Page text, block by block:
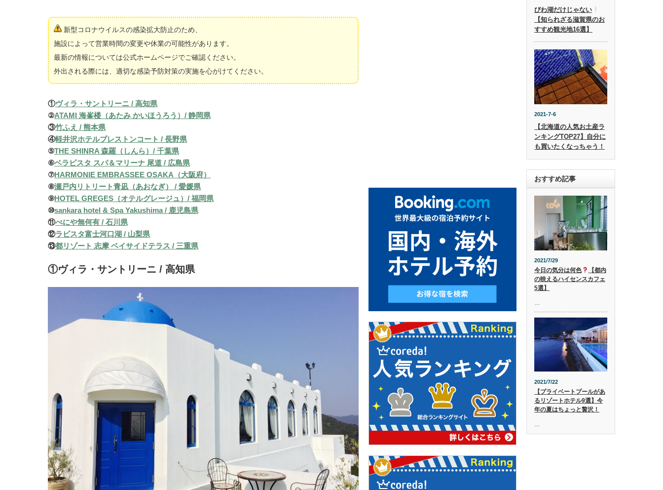
新型コロナウイルスの感染拡大防止のため、
施設によって営業時間の変更や休業の可能性があります。
最新の情報については公式ホームページでご確認ください。
外出される際には、適切な感染予防対策の実施を心がけてください。
①ヴィラ・サントリーニ / 高知県
②ATAMI 海峯楼（あたみ かいほうろう）/ 静岡県
③竹ふえ / 熊本県
④軽井沢ホテルブレストンコート / 長野県
⑤THE SHINRA 森羅（しんら）/ 千葉県
⑥ベラビスタ スパ＆マリーナ 尾道 / 広島県
⑦HARMONIE EMBRASSEE OSAKA（大阪府）
⑧瀬戸内リトリート青凪（あおなぎ） / 愛媛県
⑨HOTEL GREGES（オテルグレージュ）/ 福岡県
⑩sankara hotel & Spa Yakushima / 鹿児島県
⑪べにや無何有 / 石川県
⑫ラビスタ富士河口湖 / 山梨県
⑬都リゾート 志摩 ベイサイドテラス / 三重県
①ヴィラ・サントリーニ / 高知県
びわ湖だけじゃない
【知られざる滋賀県のお
すすめ観光地16選】
2021-7-6
【北海道の人気お土産ラ
ンキングTOP27】自分に
も買いたくなっちゃう！
おすすめ記事
2021/7/29
今日の気分は何色
【都内
の映えるハイセンスカフェ
5選】
2021/7/22
【プライベートプールがあ
るリゾートホテル9選】今
年の夏はちょっと贅沢！